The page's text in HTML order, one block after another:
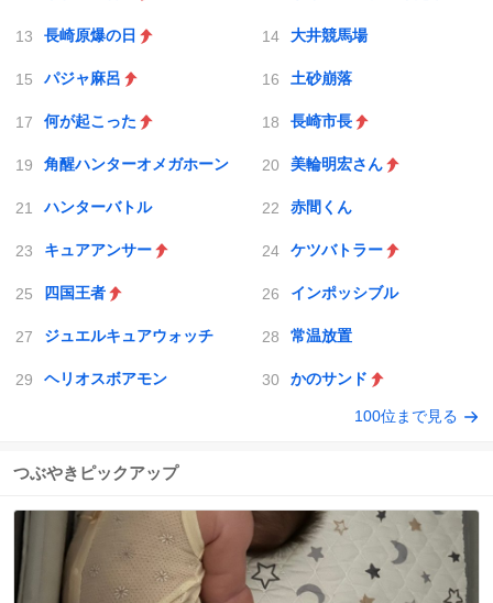
長崎原爆の日 大井競馬場
パジャ麻呂 土砂崩落
何が起こった 長崎市長
角醒ハンターオメガホーン 美輪明宏さん
ハンターバトル 赤間くん
キュアアンサー ケツバトラー
四国王者 インポッシブル
ジュエルキュアウォッチ 常温放置
ヘリオスボアモン かのサンド
100位まで見る
つぶやきピックアップ